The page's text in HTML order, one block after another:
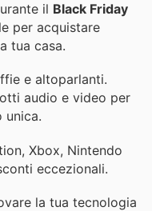
il Black Friday
per acquistare
tua casa.
e altoparlanti.
audio e video per
unica.
Xbox, Nintendo
eccezionali.
la tua tecnologia